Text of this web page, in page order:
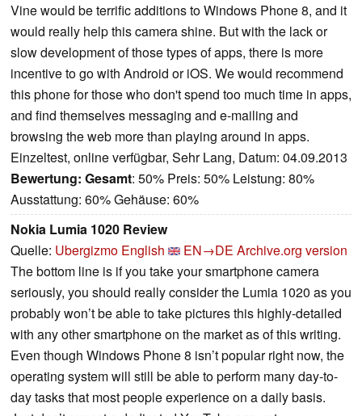
Vine would be terrific additions to Windows Phone 8, and it
would really help this camera shine. But with the lack or
slow development of those types of apps, there is more
incentive to go with Android or iOS. We would recommend
this phone for those who don't spend too much time in apps,
and find themselves messaging and e-mailing and
browsing the web more than playing around in apps.
Einzeltest, online verfügbar, Sehr Lang, Datum: 04.09.2013
Bewertung: Gesamt: 50% Preis: 50% Leistung: 80%
Ausstattung: 60% Gehäuse: 60%
Nokia Lumia 1020 Review
Quelle: Ubergizmo English EN→DE Archive.org version
The bottom line is if you take your smartphone camera
seriously, you should really consider the Lumia 1020 as you
probably won’t be able to take pictures this highly-detailed
with any other smartphone on the market as of this writing.
Even though Windows Phone 8 isn’t popular right now, the
operating system will still be able to perform many day-to-
day tasks that most people experience on a daily basis.